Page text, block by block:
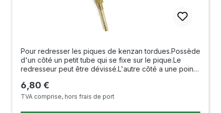
Pour redresser les piques de kenzan tordues.Possède
d'un côté un petit tube qui se fixe sur le pique.Le
redresseur peut être dévissé.L'autre côté a une pointe
avec la perle artificielle est amovible. Longueur : 75
mm Fabriqué au Japon
Prix régulier :
6,80 €
TVA comprise, hors frais de port